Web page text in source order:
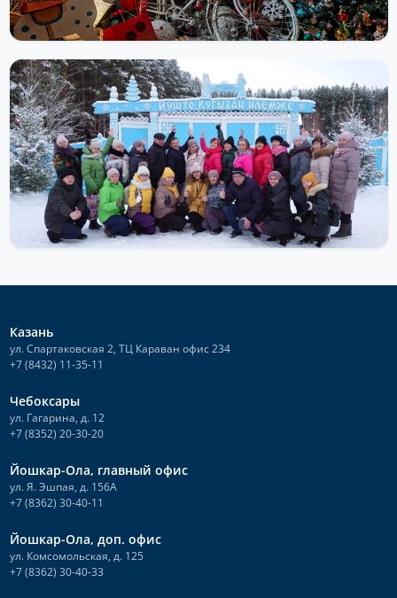
Читать далее
ДОСТОПРИМЕЧАТЕЛЬНОСТИ
Марийский Дед Мороз
В преддверии самого главного зимнего праздника Нового года
и дети, и взрослые наверняка мечтают погрузиться в
атмосферу сказки...
Читать далее
Казань
ул. Спартаковская 2, ТЦ Караван офис 234
+7 (8432) 11-35-11
Чебоксары
ул. Гагарина, д. 12
+7 (8352) 20-30-20
Йошкар-Ола, главный офис
ул. Я. Эшпая, д. 156А
+7 (8362) 30-40-11
Йошкар-Ола, доп. офис
ул. Комсомольская, д. 125
+7 (8362) 30-40-33